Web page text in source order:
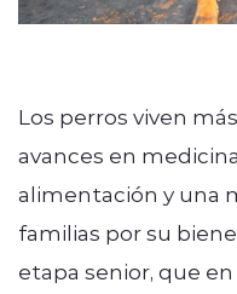
Los perros viven
avances en
alimentación y una
familias por su
etapa senior, que